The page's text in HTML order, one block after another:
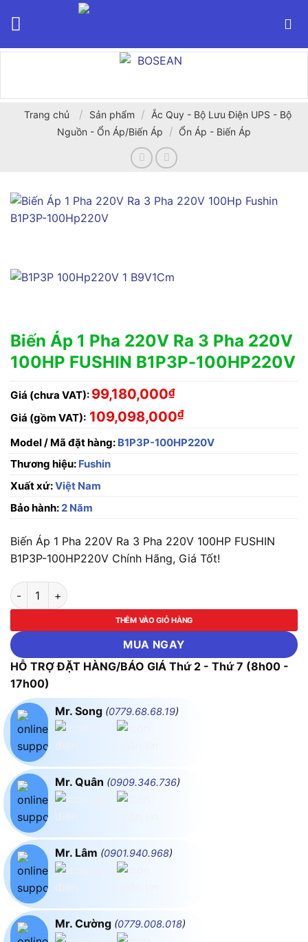
Trang chủ / Sản phẩm /
Ắc Quy - Bộ Lưu Điện UPS - Bộ
Nguồn - Ổn Áp/Biến Áp
/ Ổn Áp - Biến Áp
Biến Áp 1 Pha 220V Ra 3 Pha 220V
100HP FUSHIN B1P3P-100HP220V
Giá (chưa VAT): 99,180,000₫
Giá (gồm VAT): 109,098,000₫
Model / Mã đặt hàng: B1P3P-100HP220V
Thương hiệu: Fushin
Xuất xứ:Việt Nam
Bảo hành:2 Năm
Biến Áp 1 Pha 220V Ra 3 Pha 220V 100HP FUSHIN
B1P3P-100HP220V Chính Hãng, Giá Tốt!
Biến Áp 1 Pha 220V Ra 3 Pha 220V 100HP FUSHIN B1P3P-
THÊM VÀO GIỎ HÀNG
MUA NGAY
HỖ TRỢ ĐẶT HÀNG/BÁO GIÁ Thứ 2 - Thứ 7 (8h00 -
17h00)
Mr. Song (0779.68.68.19)
Mr. Quân (0909.346.736)
Mr. Lâm (0901.940.968)
Mr. Cường (0779.008.018)